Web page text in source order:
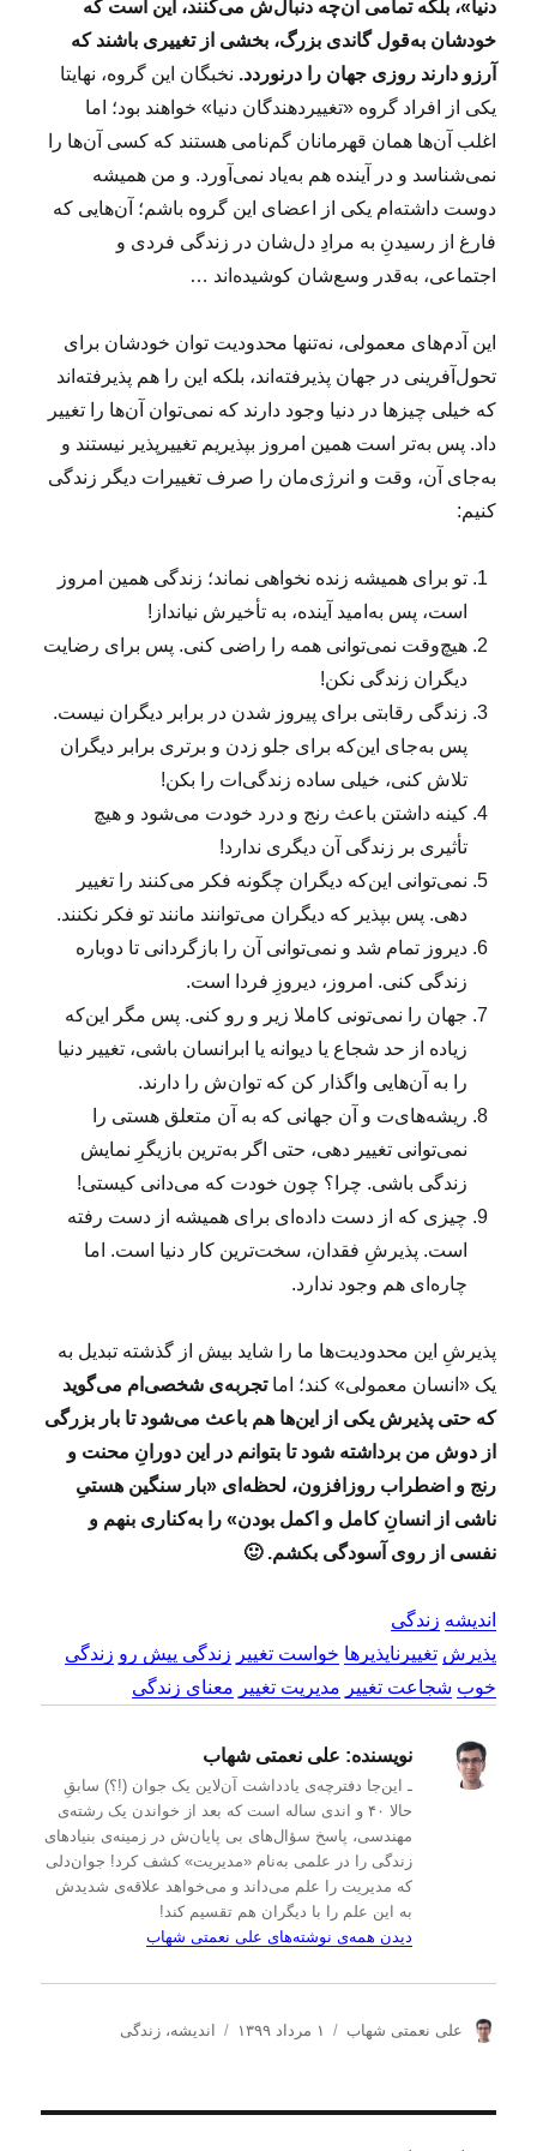
دنیا»، بلکه تمامی آن‌چه دنبال‌ش می‌کنند، این است که
خودشان به‌قول گاندی بزرگ، بخشی از تغییری باشند که
آرزو دارند روزی جهان را درنوردد. نخبگان این گروه، نهایتا
یکی از افراد گروه «تغییردهندگان دنیا» خواهند بود؛ اما
اغلب آن‌ها همان قهرمانان گم‌نامی هستند که کسی آن‌ها را
نمی‌شناسد و در آینده هم به‌یاد نمی‌آورد. و من همیشه
دوست داشته‌ام یکی از اعضای این گروه باشم؛‌ آن‌هایی که
فارغ از رسیدنِ به مرادِ دل‌شان در زندگی فردی و
اجتماعی، به‌قدر وسع‌شان کوشیده‌اند …
این آدم‌های معمولی، نه‌تنها محدودیت توان خودشان برای
تحول‌آفرینی در جهان پذیرفته‌اند، بلکه این را هم پذیرفته‌اند
که خیلی چیزها در دنیا وجود دارند که نمی‌توان آن‌ها را تغییر
داد. پس به‌تر است همین امروز بپذیریم تغییرپذیر نیستند و
به‌جای آن، وقت و انرژی‌مان را صرف تغییرات دیگر زندگی
کنیم:
تو برای همیشه زنده نخواهی نماند؛ زندگی همین امروز
است، پس به‌امید آینده، به تأخیرش نیانداز!
هیچ‌وقت نمی‌توانی همه را راضی کنی. پس برای رضایت
دیگران زندگی نکن!
زندگی رقابتی برای پیروز شدن در برابر دیگران نیست.
پس به‌جای این‌که برای جلو زدن و برتری برابر دیگران
تلاش کنی، خیلی ساده زندگی‌ات را بکن!
کینه داشتن باعث رنج و درد خودت می‌شود و هیچ
تأثیری بر زندگی آن دیگری ندارد!
نمی‌توانی این‌که دیگران چگونه فکر می‌کنند را تغییر
دهی. پس بپذیر که دیگران می‌توانند مانند تو فکر نکنند.
دیروز تمام شد و نمی‌توانی آن را بازگردانی تا دوباره
زندگی کنی. امروز، دیروزِ فردا است.
جهان را نمی‌تونی کاملا زیر و رو کنی. پس مگر این‌که
زیاده از حد شجاع یا دیوانه یا ابرانسان باشی، تغییر دنیا
را به آن‌هایی واگذار کن که توان‌ش را دارند.
ریشه‌های‌ت و آن جهانی که به آن متعلق هستی را
نمی‌توانی تغییر دهی، حتی اگر به‌ترین بازیگرِ نمایش
زندگی باشی. چرا؟ چون خودت که می‌دانی کیستی!
چیزی که از دست داده‌ای برای همیشه از دست رفته
است. پذیرشِ فقدان، سخت‌ترین کار دنیا است. اما
چاره‌ای هم وجود ندارد.
پذیرشِ این محدودیت‌ها ما را شاید بیش از گذشته تبدیل به
یک «انسان معمولی» کند؛ اماتجربه‌ی شخصی‌ام می‌گوید
که حتی پذیرش یکی از این‌ها هم باعث می‌شود تا بار بزرگی
از دوش من برداشته شود تا بتوانم در این دورانِ محنت و
رنج و اضطراب روزافزون، لحظه‌ای «بار سنگین هستیِ
ناشی از انسانِ کامل و اکمل بودن» را به‌کناری بنهم و
نفسی از روی آسودگی بکشم. 🙂
اندیشه زندگی
پذیرش تغییرناپذیرها خواست تغییر زندگی پیش رو زندگی
خوب شجاعت تغییر مدیریت تغییر معنای زندگی
نویسنده: علی نعمتی شهاب
ـ این‌جا دفترچه‌ی یادداشت‌ آن‌لاین یک جوان (!؟) سابقِ
حالا ۴۰ و اندی ساله است که بعد از خواندن یک رشته‌ی
مهندسی، پاسخ سؤال‌های بی پایان‌ش در زمینه‌ی بنیادهای
زندگی را در علمی به‌نام «مدیریت» کشف کرد! جوان‌دلی
که مدیریت را علم می‌داند و می‌خواهد علاقه‌ی شدیدش
به این علم را با دیگران هم تقسیم کند!
دیدن همه‌ی نوشته‌های علی نعمتی شهاب
نعلی نعمتی شهاب
ا۱ مرداد ۱۳۹۹
د
اندیشه،زندگی